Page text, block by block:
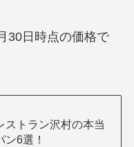
30日時点の価格で
ストラン沢村の本当
ン6選！